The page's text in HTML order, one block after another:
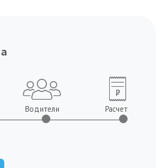
Водители Расчет